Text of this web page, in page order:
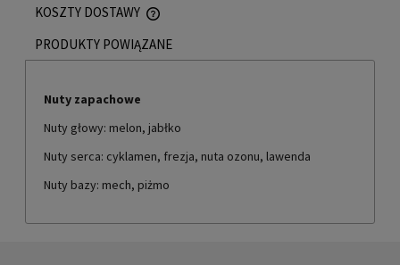
KOSZTY DOSTAWY
CENA NIE ZAWIERA EWENTUALNYCH KOSZTÓW PŁATNOŚCI
PRODUKTY POWIĄZANE
Nuty zapachowe
Nuty głowy: melon, jabłko
Nuty serca: cyklamen, frezja, nuta ozonu, lawenda
Nuty bazy: mech, piżmo